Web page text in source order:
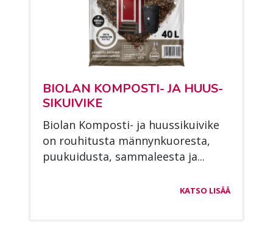
BIO­LAN KOM­POS­TI- JA HUUS­
SI­KUI­VI­KE
Bio­lan Kom­pos­ti- ja huus­si­kui­vi­ke
on rou­hi­tus­ta män­nyn­kuo­res­ta,
puu­kui­dus­ta, sam­ma­lees­ta ja...
KATSO LISÄÄ